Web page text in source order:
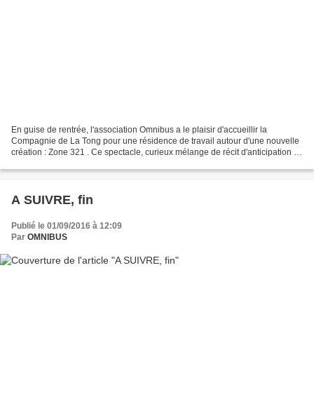
En guise de rentrée, l'association Omnibus a le plaisir d'accueillir la
Compagnie de La Tong pour une résidence de travail autour d'une nouvelle
création : Zone 321 . Ce spectacle, curieux mélange de récit d'anticipation et
A SUIVRE, fin
Publié le 01/09/2016 à 12:09
Par OMNIBUS